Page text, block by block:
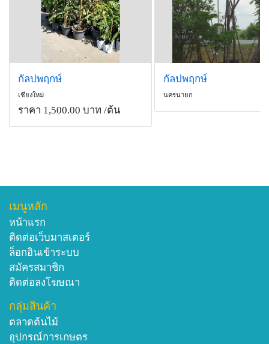
กัลปพฤกษ์
เชียงใหม่
ราคา 1,500.00 บาท /ต้น
กัลปพฤกษ์
นครนายก
เมนูหลัก
หน้าแรก
ติดต่อเว็บมาสเตอร์
ล็อกอินเข้าระบบ
สมัครสมาชิก
ติดต่อลงโฆษณา
กลุ่มสินค้า
ตลาดต้นไม้
อุปกรณ์การเกษตร